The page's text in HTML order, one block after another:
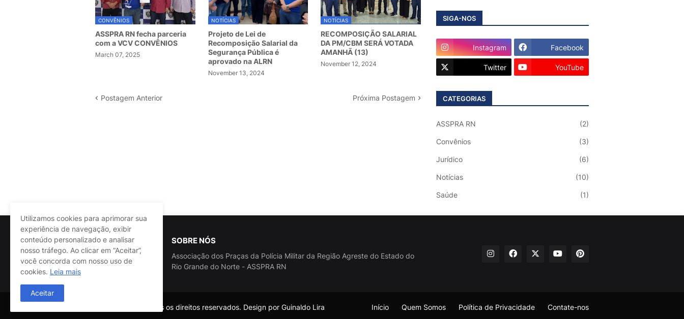
CONVÊNIOS
ASSPRA RN fecha parceria
com a VCV CONVÊNIOS
March 07, 2025
NOTÍCIAS
Projeto de Lei de
Recomposição Salarial da
Segurança Pública é
aprovado na ALRN
November 13, 2024
NOTÍCIAS
RECOMPOSIÇÃO SALARIAL
DA PM/CBM SERÁ VOTADA
AMANHÃ (13)
November 12, 2024
Postagem Anterior Próxima Postagem
SIGA-NOS
Instagram Facebook
Twitter YouTube
CATEGORIAS
ASSPRA RN (2)
Convênios (3)
Jurídico (6)
Notícias (10)
Saúde (1)
SOBRE NÓS
Associação dos Praças da Polícia Militar da Região Agreste do Estado do
Rio Grande do Norte - ASSPRA RN
@ASSPRA RN Todos os direitos reservados. Design por Guinaldo Lira Início Quem Somos Política de Privacidade Contate-nos
Utilizamos cookies para aprimorar sua
experiência de navegação, exibir
conteúdo personalizado e analisar
nosso tráfego. Ao clicar em “Aceitar”,
você concorda com nosso uso de
cookies. Leia mais
Aceitar